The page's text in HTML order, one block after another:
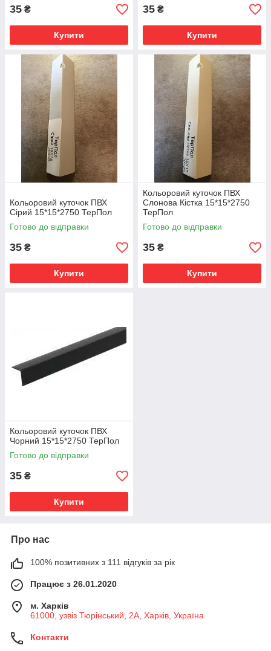
35 ₴
Купити
35 ₴
Купити
Кольоровий куточок ПВХ
Сірий 15*15*2750 ТерПол
Готово до відправки
35 ₴
Купити
Кольоровий куточок ПВХ
Слонова Кістка 15*15*2750
ТерПол
Готово до відправки
35 ₴
Купити
Кольоровий куточок ПВХ
Чорний 15*15*2750 ТерПол
Готово до відправки
35 ₴
Купити
Про нас
100% позитивних з 111 відгуків за рік
Працює з 26.01.2020
м. Харків
61000, узвіз Тюрінський, 2А, Харків, Україна
Контакти